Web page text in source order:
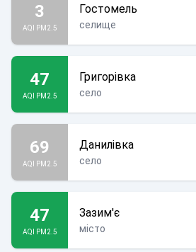
3
AQI PM2.5
Гостомель
селище
47
AQI PM2.5
Григорівка
село
69
AQI PM2.5
Данилівка
село
47
AQI PM2.5
Зазим'є
місто